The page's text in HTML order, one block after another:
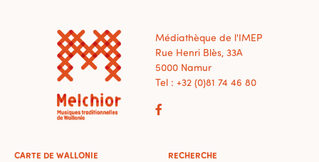
Médiathèque de l'IMEP
Rue Henri Blès, 33A
5000 Namur
Tel : +32 (0)81 74 46 80
CARTE DE WALLONIE
RECHERCHE